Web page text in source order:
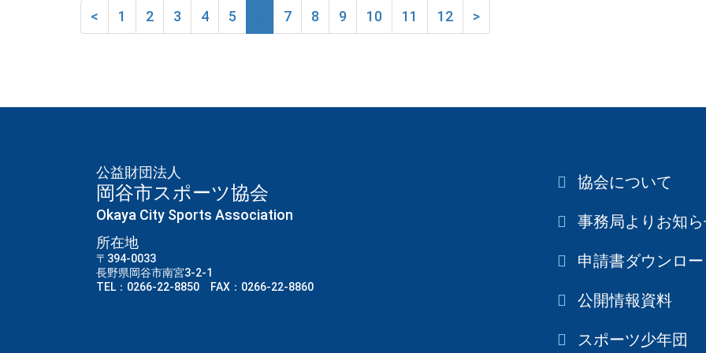
< 1 2 3 4 5 7 8 9 10 11 12 >
公益財団法人
岡谷市スポーツ協会
Okaya City Sports Association
所在地
〒394-0033
長野県岡谷市南宮3-2-1
TEL：0266-22-8850 FAX：0266-22-8860
協会について
事務局よりお知
申請書ダウンロ
公開情報資料
スポーツ少年団